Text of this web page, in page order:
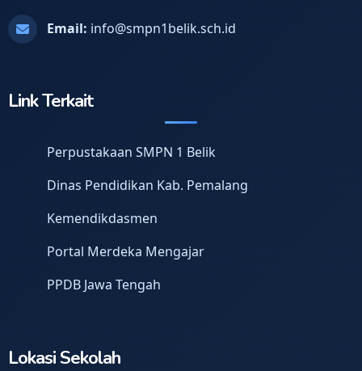
Email: info@smpn1belik.sch.id
Link Terkait
Perpustakaan SMPN 1 Belik
Dinas Pendidikan Kab. Pemalang
Kemendikdasmen
Portal Merdeka Mengajar
PPDB Jawa Tengah
Lokasi Sekolah